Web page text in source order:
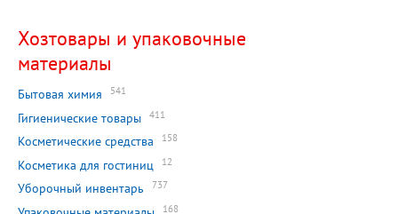
Хозтовары и упаковочные
материалы
Бытовая химия 541
Гигиенические товары 411
Косметические средства 158
Косметика для гостиниц 12
Уборочный инвентарь 737
168